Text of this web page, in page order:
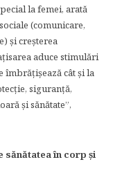
la femei, arată
(comunicare,
și creșterea
aduce stimulări
îmbrățișează cât și la
siguranță,
şi sănătate”,
sănătatea în corp și